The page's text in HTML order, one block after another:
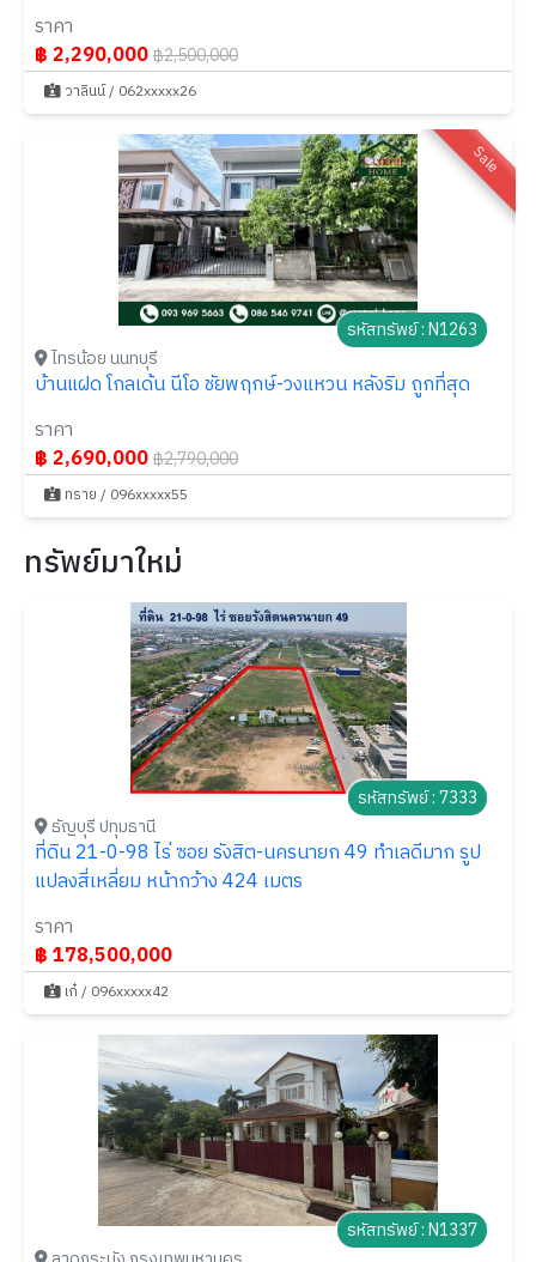
ราคา
฿ 2,290,000฿2,500,000
วาลินน์ / 062xxxxx26
Sale
รหัสทรัพย์ : N1263
ไทรน้อย นนทบุรี
บ้านแฝด โกลเด้น นีโอ ชัยพฤกษ์-วงแหวน หลังริม ถูกที่สุด
ราคา
฿ 2,690,000฿2,790,000
ทราย / 096xxxxx55
ทรัพย์มาใหม่
รหัสทรัพย์ : 7333
ธัญบุรี ปทุมธานี
ที่ดิน 21-0-98 ไร่ ซอย รังสิต-นครนายก 49 ทำเลดีมาก รูป
แปลงสี่เหลี่ยม หน้ากว้าง 424 เมตร
ราคา
฿ 178,500,000
เก๋ / 096xxxxx42
รหัสทรัพย์ : N1337